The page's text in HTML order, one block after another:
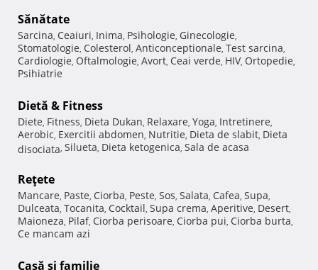
Sănătate
Sarcina, Ceaiuri, Inima, Psihologie, Ginecologie,
Stomatologie, Colesterol, Anticonceptionale, Test sarcina,
Cardiologie, Oftalmologie, Avort, Ceai verde, HIV, Ortopedie,
Psihiatrie
Dietă & Fitness
Diete, Fitness, Dieta Dukan, Relaxare, Yoga, Intretinere,
Aerobic, Exercitii abdomen, Nutritie, Dieta de slabit, Dieta
disociata, Silueta, Dieta ketogenica, Sala de acasa
Reţete
Mancare, Paste, Ciorba, Peste, Sos, Salata, Cafea, Supa,
Dulceata, Tocanita, Cocktail, Supa crema, Aperitive, Desert,
Maioneza, Pilaf, Ciorba perisoare, Ciorba pui, Ciorba burta,
Ce mancam azi
Casă şi familie